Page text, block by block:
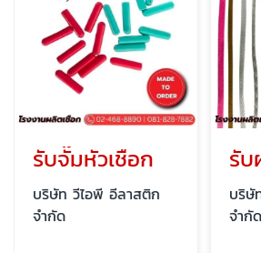
รับจั๊มหัวเชือก
บริษัท วีไอพี อีลาสติก
จำกัด
บริษั
จำกัด